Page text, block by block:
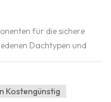
für die sichere
Dachtypen und
langfristige Leistung.
Verbindung zwischen
die Module vo...
Kostengünstig